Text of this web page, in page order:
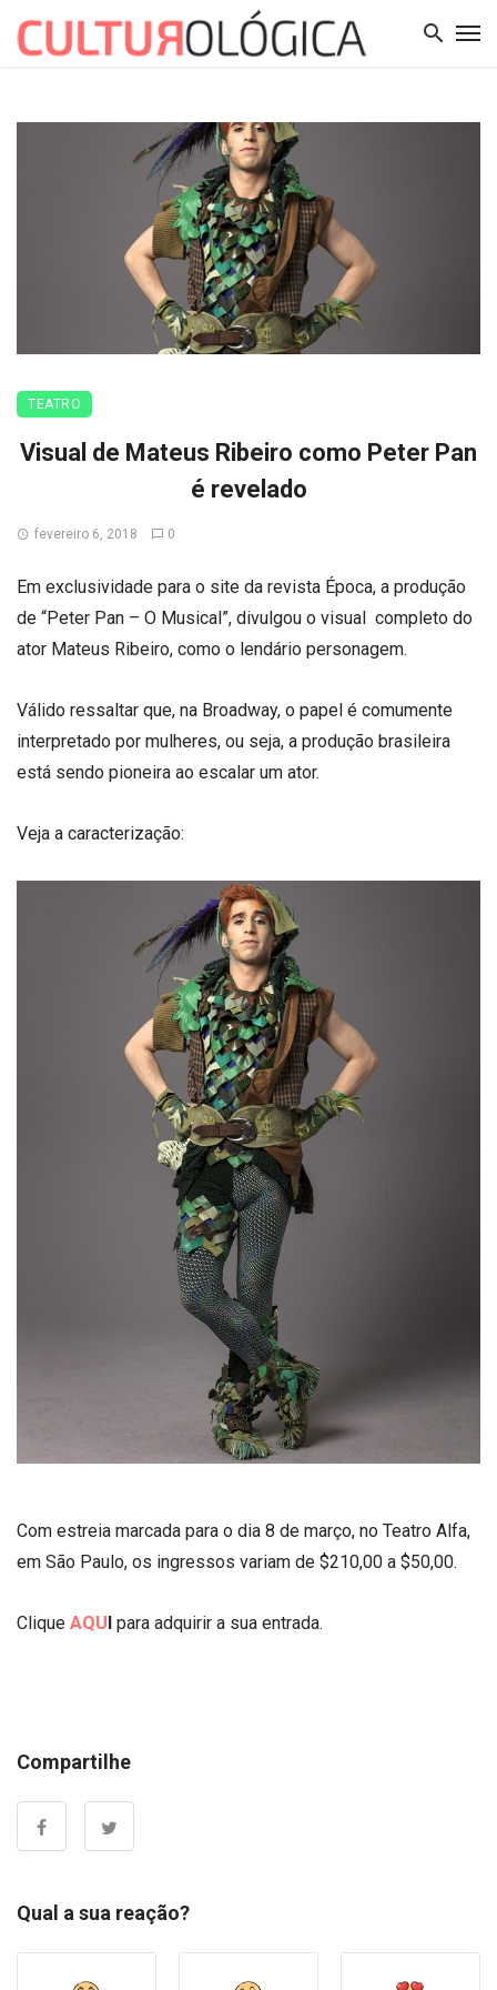
TEATRO
Visual de Mateus Ribeiro como Peter Pan
é revelado
fevereiro 6, 2018 0
Em exclusividade para o site da revista Época, a produção
de “Peter Pan – O Musical”, divulgou o visual completo do
ator Mateus Ribeiro, como o lendário personagem.
Válido ressaltar que, na Broadway, o papel é comumente
interpretado por mulheres, ou seja, a produção brasileira
está sendo pioneira ao escalar um ator.
Veja a caracterização:
Com estreia marcada para o dia 8 de março, no Teatro Alfa,
em São Paulo, os ingressos variam de $210,00 a $50,00.
Clique AQU para adquirir a sua entrada.
Compartilhe
Qual a sua reação?